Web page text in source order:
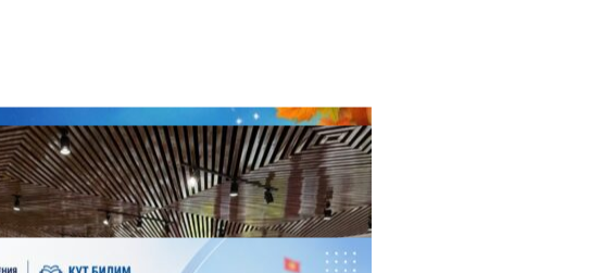
Последние новости